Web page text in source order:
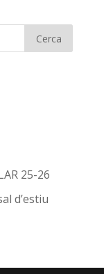
25-26
d’estiu